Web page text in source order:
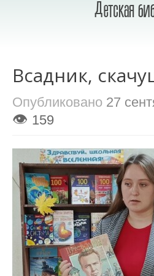
Всадник,
Опубликовано 27
👁 159